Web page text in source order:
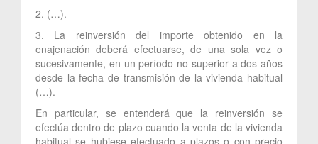
2. (…).
3. La reinversión del importe obtenido en la
enajenación deberá efectuarse, de una sola vez o
sucesivamente, en un período no superior a dos años
desde la fecha de transmisión de la vivienda habitual
(…).
En particular, se entenderá que la reinversión se
efectúa dentro de plazo cuando la venta de la vivienda
habitual se hubiese efectuado a plazos o con precio